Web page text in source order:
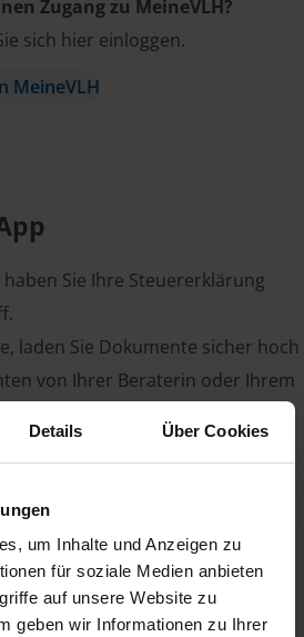
Details Über Cookies
um Inhalte und Anzeigen zu
für soziale Medien anbieten
auf unsere Website zu
geben wir Informationen zu Ihrer
Zugang zu MeineVLH?
sich hier einloggen.
MeineVLH
haben Sie Ihre Steuererklärung
laden Sie Dokumente sicher hoch
von Ihrer Beraterin oder Ihrem
überall.
herunter: